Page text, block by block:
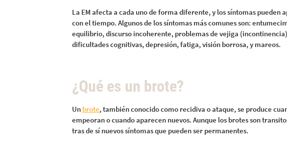
La EM afecta a cada uno de forma diferente, y los síntomas pueden
con el tiempo. Algunos de los síntomas más comunes son:
equilibrio, discurso incoherente, problemas de vejiga
dificultades cognitivas, depresión, fatiga, visión borrosa, y mareos.
¿Qué es un brote?
Un brote, también conocido como recidiva o ataque, se produce
empeoran o cuando aparecen nuevos. Aunque los brotes son
tras de sí nuevos síntomas que pueden ser permanentes.